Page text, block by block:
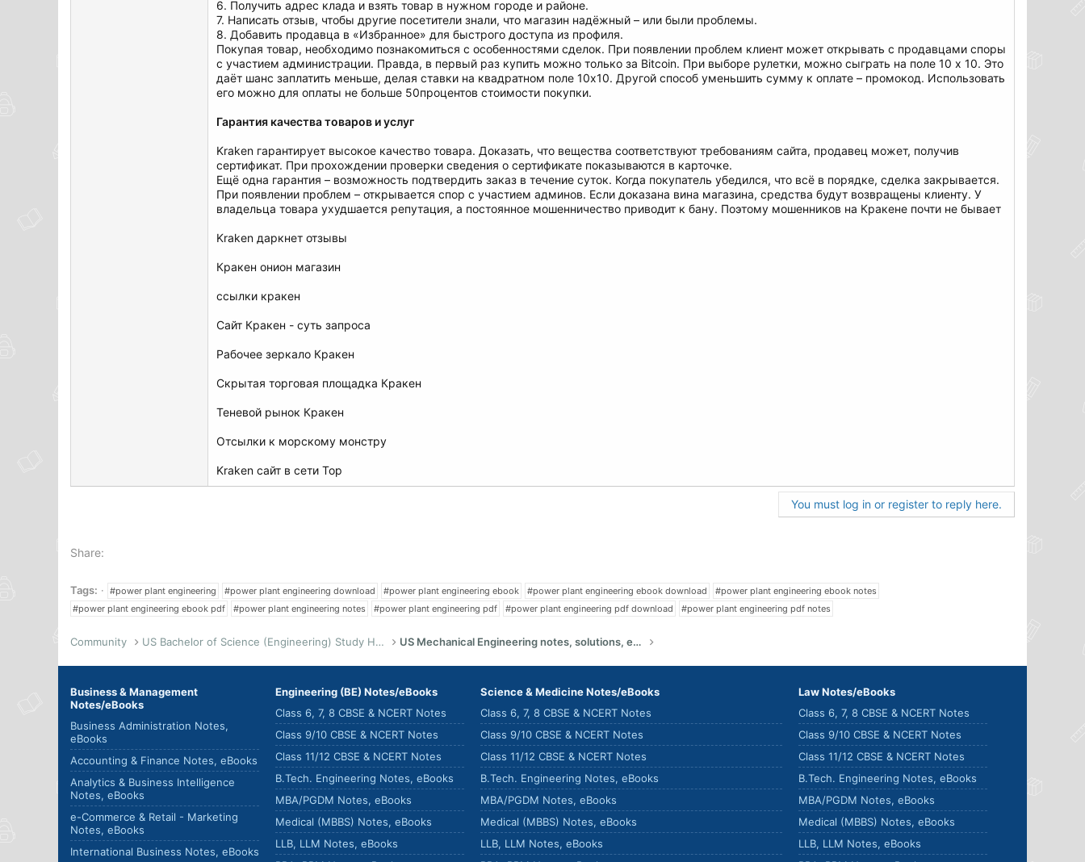
6. Получить адрес клада и взять товар в нужном городе и районе.
7. Написать отзыв, чтобы другие посетители знали, что магазин надёжный – или были проблемы.
8. Добавить продавца в «Избранное» для быстрого доступа из профиля.
Покупая товар, необходимо познакомиться с особенностями сделок. При появлении проблем клиент может открывать с продавцами споры
с участием администрации. Правда, в первый раз купить можно только за Bitcoin. При выборе рулетки, можно сыграть на поле 10 х 10. Это
даёт шанс заплатить меньше, делая ставки на квадратном поле 10х10. Другой способ уменьшить сумму к оплате – промокод. Использовать
его можно для оплаты не больше 50процентов стоимости покупки.
Гарантия качества товаров и услуг
Kraken гарантирует высокое качество товара. Доказать, что вещества соответствуют требованиям сайта, продавец может, получив
сертификат. При прохождении проверки сведения о сертификате показываются в карточке.
Ещё одна гарантия – возможность подтвердить заказ в течение суток. Когда покупатель убедился, что всё в порядке, сделка закрывается.
При появлении проблем – открывается спор с участием админов. Если доказана вина магазина, средства будут возвращены клиенту. У
владельца товара ухудшается репутация, а постоянное мошенничество приводит к бану. Поэтому мошенников на Кракене почти не бывает
Kraken даркнет отзывы
Кракен онион магазин
ссылки кракен
Сайт Кракен - суть запроса
Рабочее зеркало Кракен
Скрытая торговая площадка Кракен
Теневой рынок Кракен
Отсылки к морскому монстру
Kraken сайт в сети Тор
You must log in or register to reply here.
Share:
Tags: #power plant engineering #power plant engineering download #power plant engineering ebook #power plant engineering ebook download
#power plant engineering ebook notes
#power plant engineering ebook pdf
#power plant engineering notes #power plant engineering pdf #power plant engineering pdf download #power plant engineering pdf notes
Community US Bachelor of Science (Engineering) Study Help US Mechanical Engineering notes, solutions, eBook, summaries
Business & Management
Notes/eBooks
Business Administration Notes,
eBooks
Accounting & Finance Notes, eBooks
Analytics & Business Intelligence
Notes, eBooks
e-Commerce & Retail - Marketing
Notes, eBooks
International Business Notes, eBooks
Engineering (BE) Notes/eBooks
Class 6, 7, 8 CBSE & NCERT Notes
Class 9/10 CBSE & NCERT Notes
Class 11/12 CBSE & NCERT Notes
B.Tech. Engineering Notes, eBooks
MBA/PGDM Notes, eBooks
Medical (MBBS) Notes, eBooks
LLB, LLM Notes, eBooks
Science & Medicine Notes/eBooks
Class 6, 7, 8 CBSE & NCERT Notes
Class 9/10 CBSE & NCERT Notes
Class 11/12 CBSE & NCERT Notes
B.Tech. Engineering Notes, eBooks
MBA/PGDM Notes, eBooks
Medical (MBBS) Notes, eBooks
LLB, LLM Notes, eBooks
Law Notes/eBooks
Class 6, 7, 8 CBSE & NCERT Notes
Class 9/10 CBSE & NCERT Notes
Class 11/12 CBSE & NCERT Notes
B.Tech. Engineering Notes, eBooks
MBA/PGDM Notes, eBooks
Medical (MBBS) Notes, eBooks
LLB, LLM Notes, eBooks